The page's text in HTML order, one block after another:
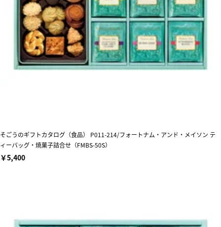
そごうのギフトカタログ（食品） P011-214/フォートナム・アンド・メイソン テ
ィーバッグ・焼菓子詰合せ（FMBS-50S）
￥5,400